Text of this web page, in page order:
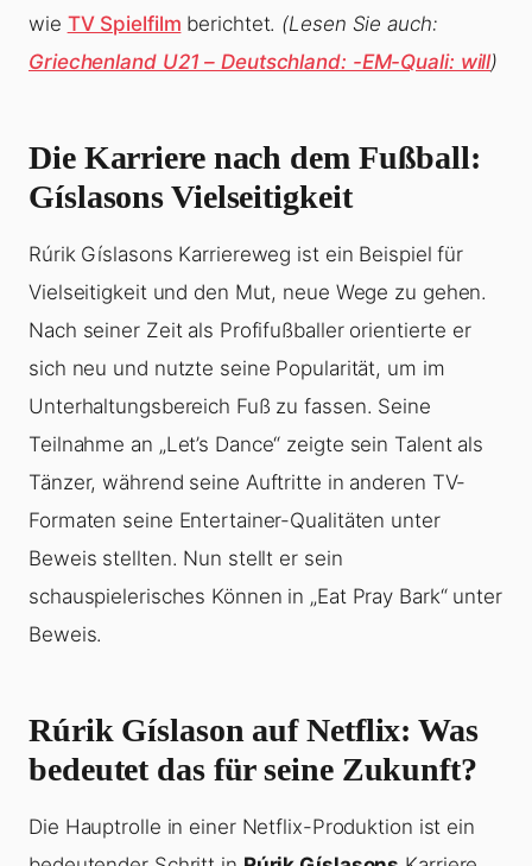
wie TV Spielfilm berichtet. (Lesen Sie auch:
Griechenland U21 – Deutschland: -EM-Quali: will)
Die Karriere nach dem Fußball:
Gíslasons Vielseitigkeit
Rúrik Gíslasons Karriereweg ist ein Beispiel für
Vielseitigkeit und den Mut, neue Wege zu gehen.
Nach seiner Zeit als Profifußballer orientierte er
sich neu und nutzte seine Popularität, um im
Unterhaltungsbereich Fuß zu fassen. Seine
Teilnahme an „Let’s Dance“ zeigte sein Talent als
Tänzer, während seine Auftritte in anderen TV-
Formaten seine Entertainer-Qualitäten unter
Beweis stellten. Nun stellt er sein
schauspielerisches Können in „Eat Pray Bark“ unter
Beweis.
Rúrik Gíslason auf Netflix: Was
bedeutet das für seine Zukunft?
Die Hauptrolle in einer Netflix-Produktion ist ein